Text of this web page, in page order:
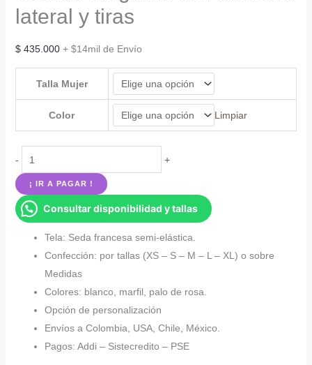
lateral y tiras
$435.000 + $14mil de Envío
Talla Mujer
Color Limpiar
-
Vestido
elegante
con
abertura
+
¡ IR A PAGAR !
Consultar disponibilidad y tallas
Tela: Seda francesa semi-elástica.
Confección: por tallas (XS – S – M – L – XL) o sobre
Medidas
Colores: blanco, marfil, palo de rosa.
Opción de personalización
Envíos a Colombia, USA, Chile, México.
Pagos: Addi – Sistecredito – PSE